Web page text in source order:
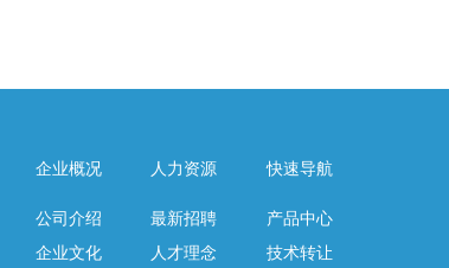
企业概况
公司介绍
企业文化
人力资源
最新招聘
人才理念
快速导航
产品中心
技术转让